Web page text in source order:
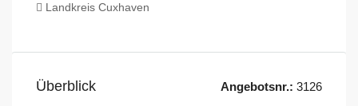
Landkreis Cuxhaven
Überblick Angebotsnr.: 3126